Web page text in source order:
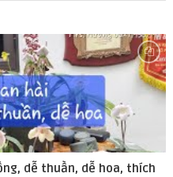
dễ thuần, dễ hoa, thích